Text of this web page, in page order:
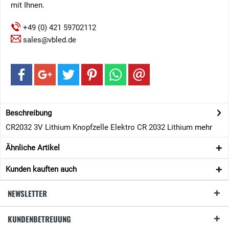
mit Ihnen.
+49 (0) 421 59702112
sales@vbled.de
Beschreibung
CR2032 3V Lithium Knopfzelle Elektro CR 2032 Lithium mehr
Ähnliche Artikel
Kunden kauften auch
NEWSLETTER
KUNDENBETREUUNG